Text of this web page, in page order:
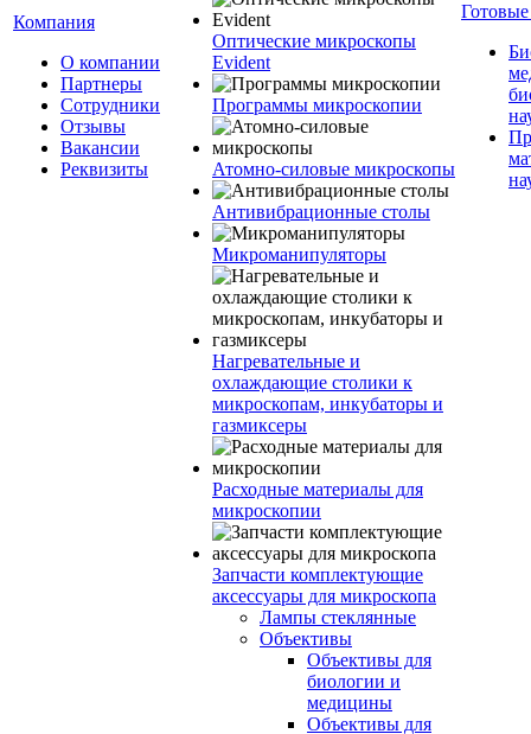
Компания
О компании
Партнеры
Сотрудники
Отзывы
Вакансии
Реквизиты
Оптические микроскопы
Evident
Программы микроскопии
Атомно-силовые микроскопы
Антивибрационные столы
Микроманипуляторы
Нагревательные и
охлаждающие столики к
микроскопам, инкубаторы и
газмиксеры
Расходные материалы для
микроскопии
Запчасти комплектующие
аксессуары для микроскопа
Лампы стеклянные
Объективы
Объективы для
биологии и
медицины
Объективы для